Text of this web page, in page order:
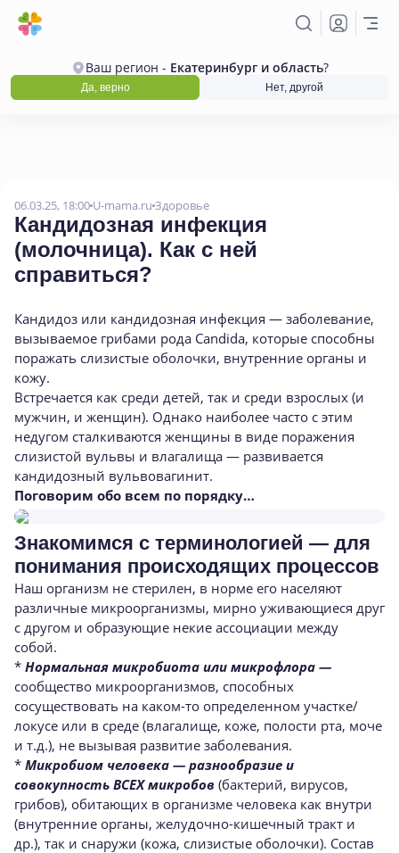
Ваш регион - Екатеринбург и область?
Да, верно Нет, другой
06.03.25, 18:00 U-mama.ru Здоровье
Кандидозная инфекция
(молочница). Как с ней
справиться?
Кандидоз или кандидозная инфекция — заболевание,
вызываемое грибами рода Candidа, которые способны
поражать слизистые оболочки, внутренние органы и
кожу.
Встречается как среди детей, так и среди взрослых (и
мужчин, и женщин). Однако наиболее часто с этим
недугом сталкиваются женщины в виде поражения
слизистой вульвы и влагалища — развивается
кандидозный вульвовагинит.
Поговорим обо всем по порядку…
Знакомимся с терминологией — для
понимания происходящих процессов
Наш организм не стерилен, в норме его населяют
различные микроорганизмы, мирно уживающиеся друг
с другом и образующие некие ассоциации между
собой.
* Нормальная микробиота или микрофлора —
сообщество микроорганизмов, способных
сосуществовать на каком-то определенном участке/
локусе или в среде (влагалище, коже, полости рта, моче
и т.д.), не вызывая развитие заболевания.
* Микробиом человека — разнообразие и
совокупность ВСЕХ микробов (бактерий, вирусов,
грибов), обитающих в организме человека как внутри
(внутренние органы, желудочно-кишечный тракт и
др.), так и снаружи (кожа, слизистые оболочки). Состав